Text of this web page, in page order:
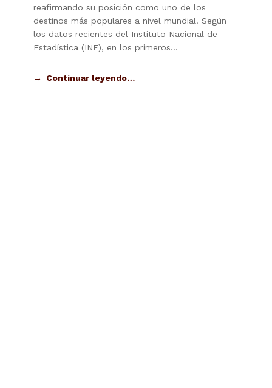
reafirmando su posición como uno de los
destinos más populares a nivel mundial. Según
los datos recientes del Instituto Nacional de
Estadística (INE), en los primeros…
Continuar leyendo…